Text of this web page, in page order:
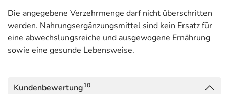
Die angegebene Verzehrmenge darf nicht überschritten
werden. Nahrungsergänzungsmittel sind kein Ersatz für
eine abwechslungsreiche und ausgewogene Ernährung
sowie eine gesunde Lebensweise.
Kundenbewertung10